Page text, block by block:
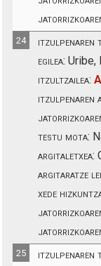
24 itzulpenaren
egilea: Uribe,
itzultzailea:
itzulpenaren
testu mota:
argitaletxea:
argitaratze
xede
25 itzulpenaren